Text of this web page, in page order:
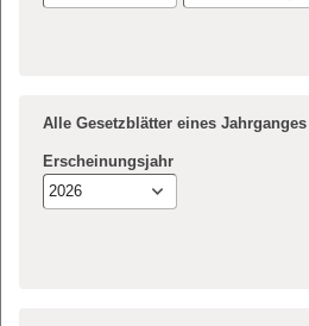
Alle Gesetzblätter eines Jahrganges
Erscheinungsjahr
2026